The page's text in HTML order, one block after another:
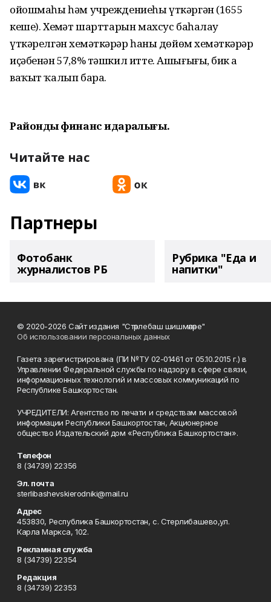
ойошмаһы һәм учреждениеһы үткәргән (1655
кеше). Хеҙмәт шарттарын махсус баһалау
үткәрелгән хеҙмәткәрҙәр һаны дөйөм хеҙмәткәрҙәр
иҫәбенән 57,8% тәшкил итте. Ашығығыҙ, бик аҙ
ваҡыт ҡалып бара.
Райондың финанс идаралығы.
Читайте нас
Партнеры
Фотобанк
журналистов РБ
Рубрика "Еда и
напитки"
© 2020-2026 Сайт издания "Стәрлебаш шишмәләре"
Об использовании персональных данных
Газета зарегистрирована (ПИ №ТУ 02-01461 от 05.10.2015 г.) в
Управлении Федеральной службы по надзору в сфере связи,
информационных технологий и массовых коммуникаций по
Республике Башкортостан.
УЧРЕДИТЕЛИ: Агентство по печати и средствам массовой
информации Республики Башкортостан, Акционерное
общество Издательский дом «Республика Башкортостан».
Телефон
8 (34739) 22356
Эл. почта
sterlibashevskierodniki@mail.ru
Адрес
453830, Республика Башкортостан, c. Стерлибашево,ул.
Карла Маркса, 102.
Рекламная служба
8 (34739) 22354
Редакция
8 (34739) 22353